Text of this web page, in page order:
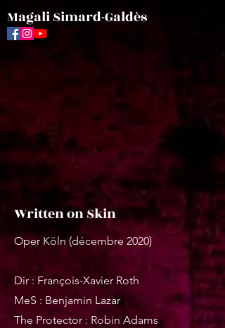
Magali Simard-Galdès
Written on Skin
Oper Köln (décembre 2020)
Dir : François-Xavier Roth
MeS : Benjamin Lazar
The Protector : Robin Adams